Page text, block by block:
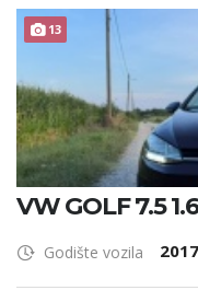
13
VW GOLF 7.5
Godište vozila 2017